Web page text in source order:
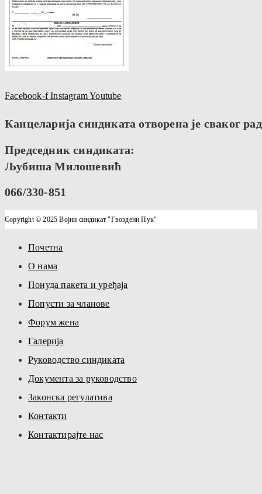
Facebook-f InstagramYoutube
Канцеларија синдиката отворена је сваког
Председник синдиката:
Љубиша Милошевић
066/330-851
Copyright © 2025 Војни синдикат "Гвоздени Пук"
Почетна
О нама
Понуда пакета и уређаја
Попусти за чланове
Форум жена
Галерија
Руководство синдиката
Документа за руководство
Законска регулатива
Контакти
Контактирајте нас